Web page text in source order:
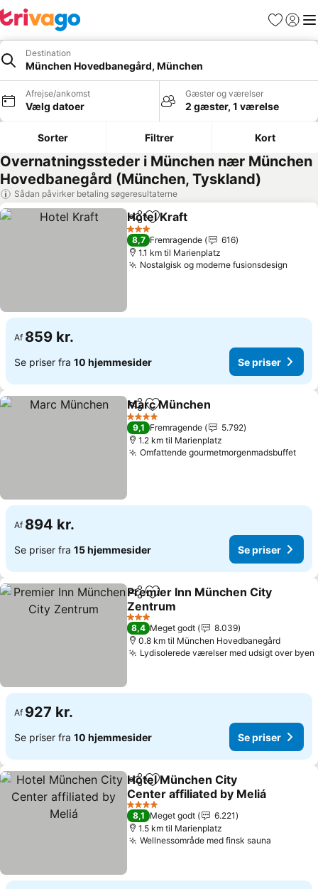
Favoritter
Log ind
Destination
München Hovedbanegård, München
Afrejse/ankomst
Vælg datoer
Gæster og værelser
2 gæster, 1 værelse
Sorter Filtrer Kort
Overnatningssteder i München nær München
Hovedbanegård (München, Tyskland)
Sådan påvirker betaling søgeresultaterne
Del Føj til favoritter
Hotel Kraft
3 Stjerner
8,7 Fremragende
616
1.1 km til Marienplatz
Nostalgisk og moderne fusionsdesign
Af 859 kr.
Se priser fra 10 hjemmesider Se priser
Del Føj til favoritter
Marc München
4 Stjerner
9,1 Fremragende
5.792
1.2 km til Marienplatz
Omfattende gourmetmorgenmadsbuffet
Af 894 kr.
Se priser fra 15 hjemmesider Se priser
Del Føj til favoritter
Premier Inn München City
Zentrum
3 Stjerner
8,4 Meget godt
8.039
0.8 km til München Hovedbanegård
Lydisolerede værelser med udsigt over byen
Af 927 kr.
Se priser fra 10 hjemmesider Se priser
Del Føj til favoritter
Hotel München City
Center affiliated by Meliá
4 Stjerner
8,1 Meget godt
6.221
1.5 km til Marienplatz
Wellnessområde med finsk sauna